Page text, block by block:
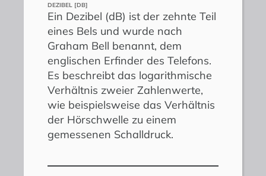
DEZIBEL [DB]
Ein Dezibel (dB) ist der zehnte Teil
eines Bels und wurde nach
Graham Bell benannt, dem
englischen Erfinder des Telefons.
Es beschreibt das logarithmische
Verhältnis zweier Zahlenwerte,
wie beispielsweise das Verhältnis
der Hörschwelle zu einem
gemessenen Schalldruck.